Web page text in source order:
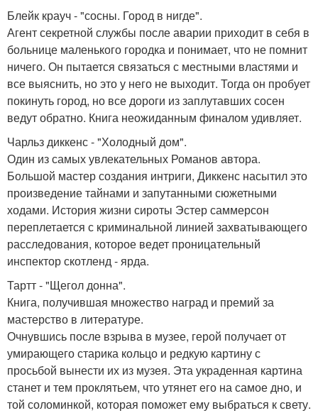
Блейк крауч - "сосны. Город в нигде".
Агент секретной службы после аварии приходит в себя в
больнице маленького городка и понимает, что не помнит
ничего. Он пытается связаться с местными властями и
все выяснить, но это у него не выходит. Тогда он пробует
покинуть город, но все дороги из заплутавших сосен
ведут обратно. Книга неожиданным финалом удивляет.
Чарльз диккенс - "Холодный дом".
Один из самых увлекательных Романов автора.
Большой мастер создания интриги, Диккенс насытил это
произведение тайнами и запутанными сюжетными
ходами. История жизни сироты Эстер саммерсон
переплетается с криминальной линией захватывающего
расследования, которое ведет проницательный
инспектор скотленд - ярда.
Тартт - "Щегол донна".
Книга, получившая множество наград и премий за
мастерство в литературе.
Очнувшись после взрыва в музее, герой получает от
умирающего старика кольцо и редкую картину с
просьбой вынести их из музея. Эта украденная картина
станет и тем проклятьем, что утянет его на самое дно, и
той соломинкой, которая поможет ему выбраться к свету.